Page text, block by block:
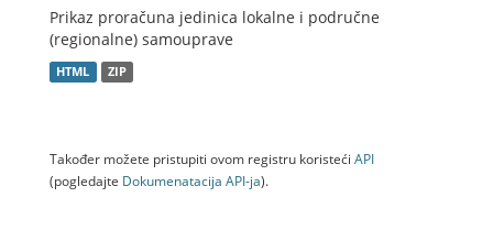
Prikaz proračuna jedinica lokalne i područne
(regionalne) samouprave
HTML ZIP
Također možete pristupiti ovom registru koristeći API
(pogledajte Dokumenаtаcijа API-jа).